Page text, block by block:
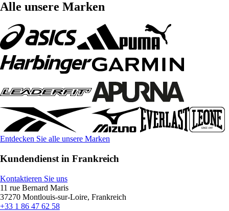
Alle unsere Marken
Entdecken Sie alle unsere Marken
Kundendienst in Frankreich
Kontaktieren Sie uns
11 rue Bernard Maris
37270 Montlouis-sur-Loire, Frankreich
+33 1 86 47 62 58